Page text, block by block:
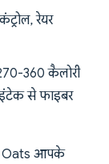
रेयर
360 कैलोरी
से फाइबर
Oats आपके